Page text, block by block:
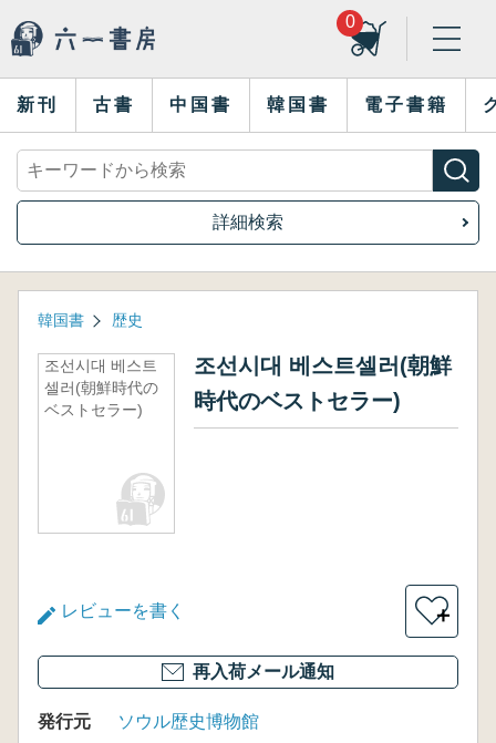
0
新刊 古書 中国書 韓国書 電子書籍
詳細検索
韓国書 歴史
조선시대 베스트
셀러(朝鮮時代の
ベストセラー)
조선시대 베스트셀러(朝鮮
時代のベストセラー)
レビューを書く ＋
再入荷メール通知
発行元
ソウル歴史博物館